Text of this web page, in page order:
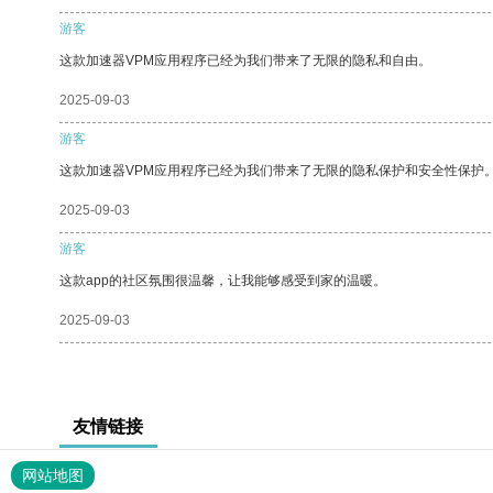
游客
这款加速器VPM应用程序已经为我们带来了无限的隐私和自由。
2025-09-03
游客
这款加速器VPM应用程序已经为我们带来了无限的隐私保护和安全性保护
2025-09-03
游客
这款app的社区氛围很温馨，让我能够感受到家的温暖。
2025-09-03
友情链接
网站地图